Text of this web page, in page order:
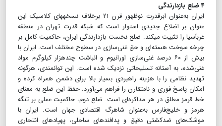
۴ ضلع بازدارندگی
ایران به‌عنوان ابرقدرت نوظهور قرن ۲۱ برخلاف نسخه‎های کلاسیک این
عنوان بر اضلاع جدیدی استوار است که شبکه قدرت تهران در منطقه
غرب‎آسیا را تثبیت می‎کند. ضلع نخست بازدارندگی ایران، حاکمیت کامل بر
چرخه سوخت هسته‌ای و حق غنی‌سازی در سطوح مختلف است. ایران با
بیش از ۶۰ درصد غنی‌سازی اورانیوم و انباشت چندهزار کیلوگرم مواد
غنی‌شده، به آستانه تسلیحاتی نزدیک شده است. این توانمندی، هرگونه
تهدید نظامی را با هزینه راهبردی بسیار بالا برای دشمن همراه کرده و
امکان پاسخ فوری و نامتقارن را فراهم می‌آورد. حفظ این ضلع به معنای
خط قرمز مطلق در هر مذاکره‌ای است. ضلع دوم، حاکمیت عملی بر تنگه
هرمز و خلیج‌فارس به‌عنوان شاهرگ اقتصادی جهان است. ایران با
موشک‌های ضدکشتی دقیق و پدافندهای ساحلی، پهپادهای انتحاری